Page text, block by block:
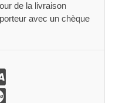
de la livraison
avec un chèque